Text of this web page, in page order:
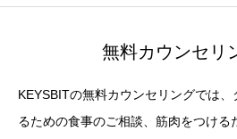
無料カウンセリ
KEYSBITの無料カウンセリングでは
るための食事のご相談、筋肉をつける